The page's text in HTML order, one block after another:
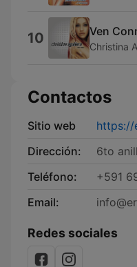
10 Ven
Christina
Contactos
Sitio web
https://
Dirección:
6to
Teléfono:
+591
Email:
Redes sociales